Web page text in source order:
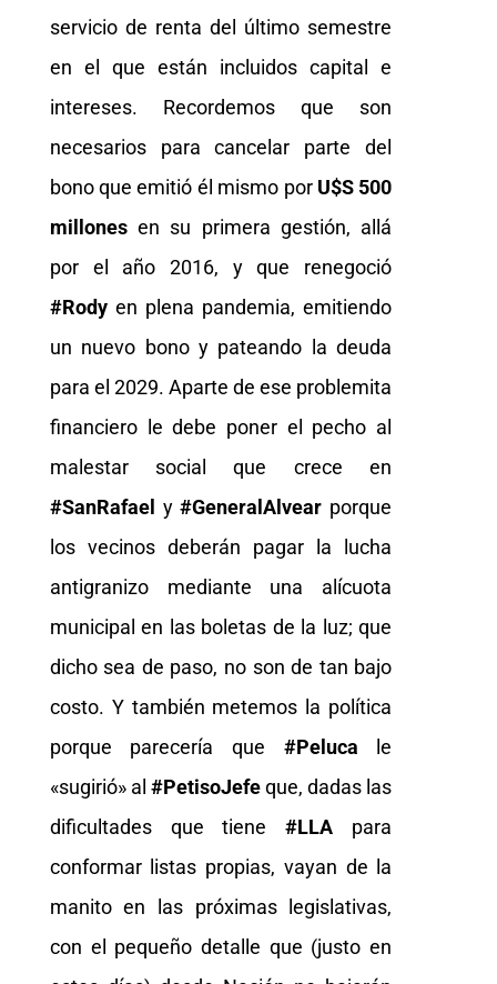
servicio de renta del último semestre
en el que están incluidos capital e
intereses. Recordemos que son
necesarios para cancelar parte del
bono que emitió él mismo por U$S 500
millonesen su primera gestión, allá
por el año 2016, y que renegoció
#Rodyen plena pandemia, emitiendo
un nuevo bono y pateando la deuda
para el 2029. Aparte de ese problemita
financiero le debe poner el pecho al
malestar social que crece en
#SanRafael y#GeneralAlvear porque
los vecinos deberán pagar la lucha
antigranizo mediante una alícuota
municipal en las boletas de la luz; que
dicho sea de paso, no son de tan bajo
costo. Y también metemos la política
porque parecería que #Peluca le
«sugirió» al #PetisoJefeque, dadas las
dificultades que tiene#LLA para
conformar listas propias, vayan de la
manito en las próximas legislativas,
con el pequeño detalle que (justo en